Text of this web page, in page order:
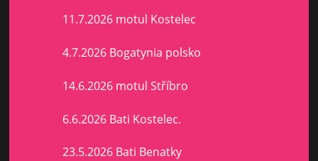
11.7.2026 motul Kostelec
4.7.2026 Bogatynia polsko
14.6.2026 motul Stříbro
6.6.2026 Bati Kostelec.
23.5.2026 Bati Benatky